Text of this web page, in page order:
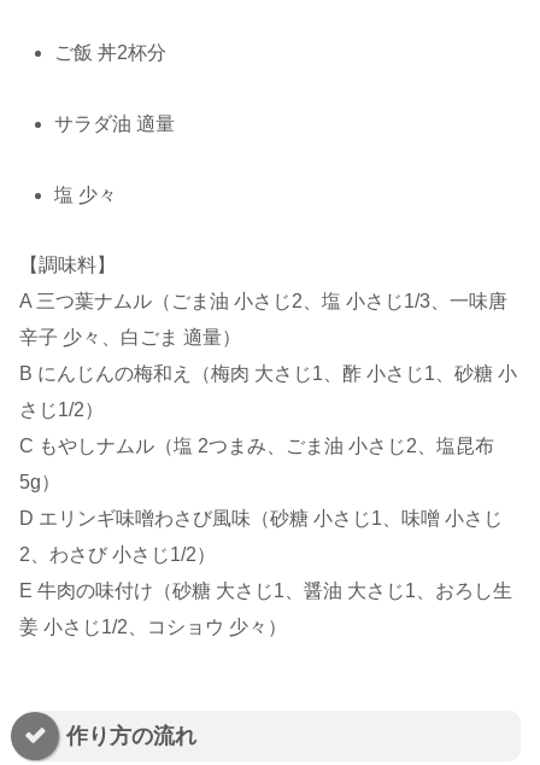
ご飯 丼2杯分
サラダ油 適量
塩 少々
【調味料】
A 三つ葉ナムル（ごま油 小さじ2、塩 小さじ1/3、一味唐
辛子 少々、白ごま 適量）
B にんじんの梅和え（梅肉 大さじ1、酢 小さじ1、砂糖 小
さじ1/2）
C もやしナムル（塩 2つまみ、ごま油 小さじ2、塩昆布
5g）
D エリンギ味噌わさび風味（砂糖 小さじ1、味噌 小さじ
2、わさび 小さじ1/2）
E 牛肉の味付け（砂糖 大さじ1、醤油 大さじ1、おろし生
姜 小さじ1/2、コショウ 少々）
作り方の流れ